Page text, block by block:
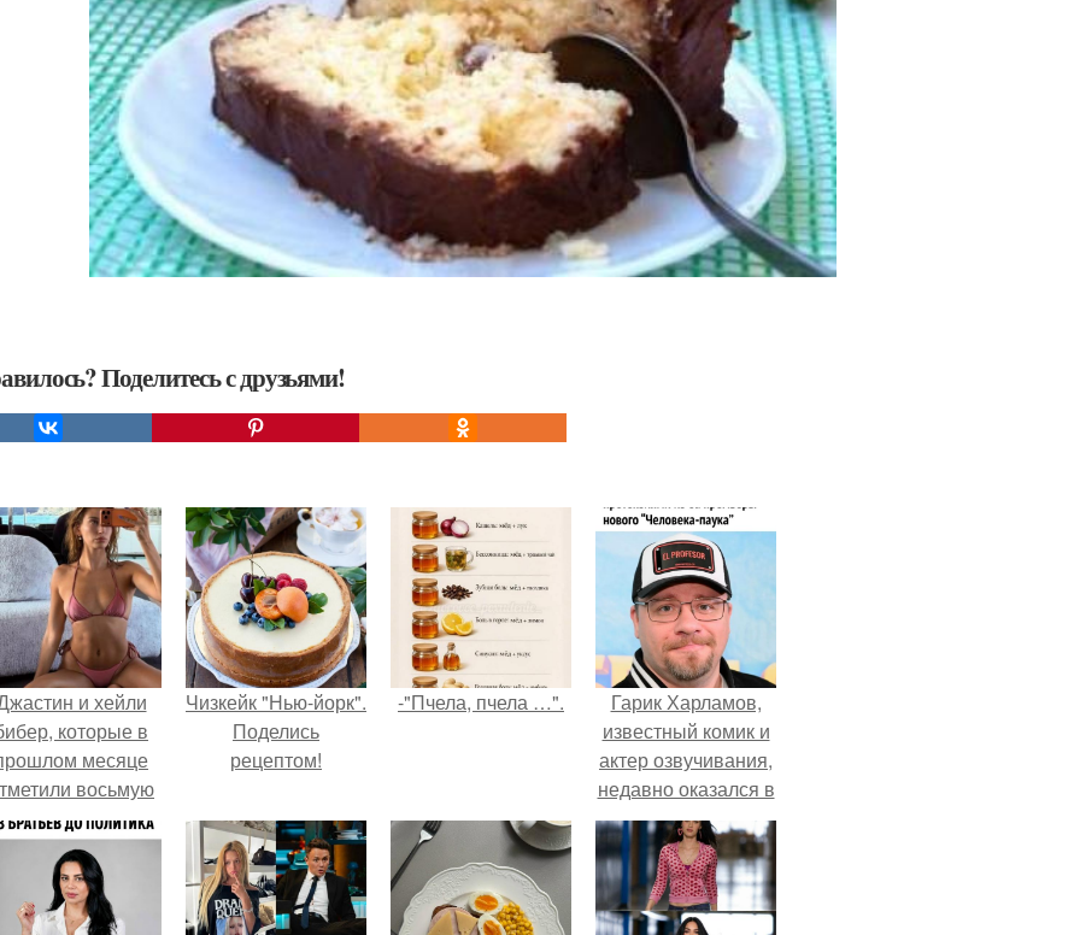
Поделитесь с друзьями!
и хейли
которые в
месяце
восьмую
годовщину
показали
новые фото с
совместного
Чизкейк "Нью-йорк".
Поделись
рецептом!
-"Пчела, пчела …".
Гарик Харламов,
известный комик и
актер озвучивания,
недавно оказался в
центре внимания
из-за своей работы
над озвучкой
мультфильма про